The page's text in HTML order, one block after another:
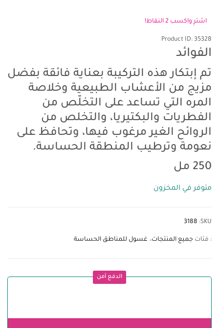
اشترِ واكسب 2 النقاط!
Product ID: 35328
الفوائد
تم إبتكار هذه التركيبة بعناية فائقة بفضل
مزيج من الأعشاب الطبيعية وخلاصة
المره التي تساعد على التخلّص من
الفطريات والبكتيريا، والتخلص من
الروائح الغير مرغوب فيها، وتحافظ على
نعومة وترطيب المنطقة الحساسة.
250 مل
متوفر في المخزون
SKU:
3188
: فئات جميع المنتجات غسول للمناطق الحساسة
الدفع آمن